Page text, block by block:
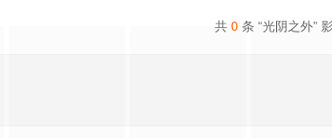
共 0 条 “光阴之外”